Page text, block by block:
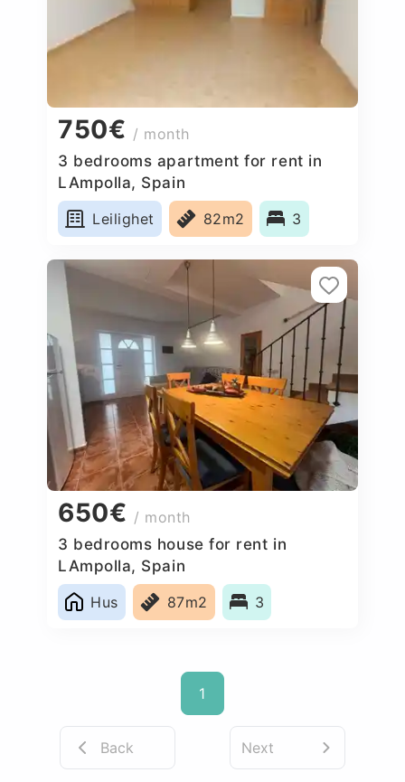
750€ / month
3 bedrooms apartment for rent in
LAmpolla, Spain
Leilighet
82m2 3
650€ / month
3 bedrooms house for rent in
LAmpolla, Spain
Hus
87m2 3
1
Back Next